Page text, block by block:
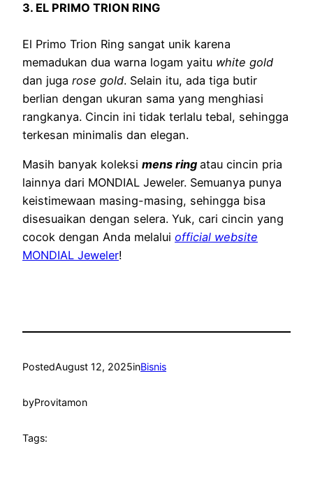
3. EL PRIMO TRION RING
El Primo Trion Ring sangat unik karena
memadukan dua warna logam yaitu white gold
dan juga rose gold. Selain itu, ada tiga butir
berlian dengan ukuran sama yang menghiasi
rangkanya. Cincin ini tidak terlalu tebal, sehingga
terkesan minimalis dan elegan.
Masih banyak koleksi mens ring atau cincin pria
lainnya dari MONDIAL Jeweler. Semuanya punya
keistimewaan masing-masing, sehingga bisa
disesuaikan dengan selera. Yuk, cari cincin yang
cocok dengan Anda melalui official website
MONDIAL Jeweler!
PostedAugust 12, 2025inBisnis
byProvitamon
Tags: